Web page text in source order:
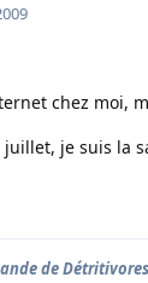
chez moi,
juillet, je suis la
de